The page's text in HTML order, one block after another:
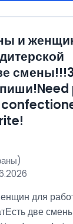
и
для
две